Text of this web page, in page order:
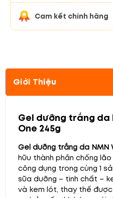
Cam kết chính hãng
Giới Thiệu
Gel dưỡng trắng da
One 245g
Gel dưỡng trắng da NMN
hữu thành phần chống
công dụng trong cùng 1
sữa dưỡng – tinh chất –
và kem lót, thay thế được